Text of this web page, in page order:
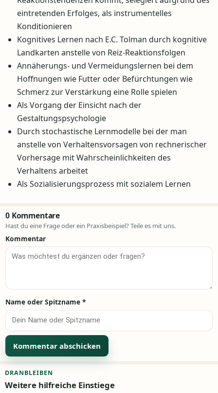
eintretenden Erfolges, als instrumentelles
Konditionieren
Kognitives Lernen nach E.C. Tolman durch kognitive
Landkarten anstelle von Reiz-Reaktionsfolgen
Annäherungs- und Vermeidungslernen bei dem
Hoffnungen wie Futter oder Befürchtungen wie
Schmerz zur Verstärkung eine Rolle spielen
Als Vorgang der Einsicht nach der
Gestaltungspsychologie
Durch stochastische Lernmodelle bei der man
anstelle von Verhaltensvorsagen von rechnerischer
Vorhersage mit Wahrscheinlichkeiten des
Verhaltens arbeitet
Als Sozialisierungsprozess mit sozialem Lernen
0 Kommentare
Hast du eine Frage oder ein Praxisbeispiel? Teile es mit uns.
Kommentar
Name oder Spitzname *
DRANBLEIBEN
Weitere hilfreiche Einstiege